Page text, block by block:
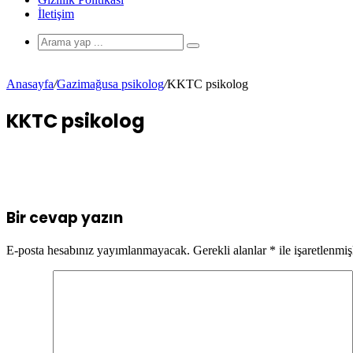
İletişim
Anasayfa/Gazimağusa psikolog/KKTC psikolog
KKTC psikolog
Bir cevap yazın
E-posta hesabınız yayımlanmayacak. Gerekli alanlar * ile